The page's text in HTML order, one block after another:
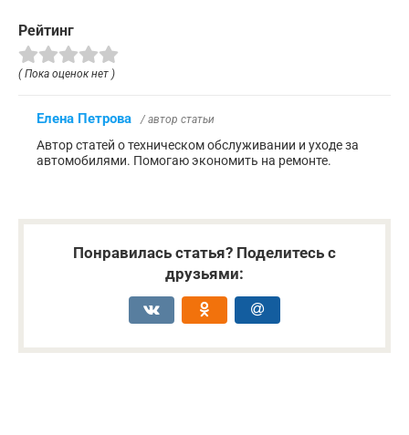
Рейтинг
( Пока оценок нет )
Елена Петрова / автор статьи
Автор статей о техническом обслуживании и уходе за
автомобилями. Помогаю экономить на ремонте.
Понравилась статья? Поделитесь с
друзьями: